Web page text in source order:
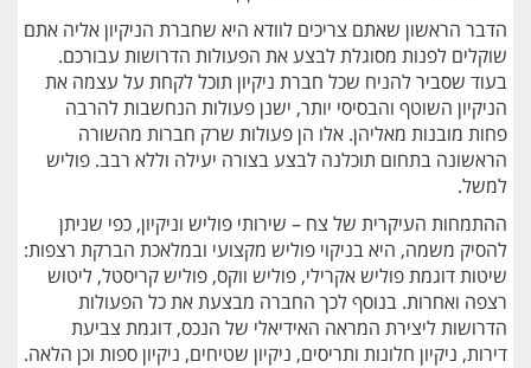
הדבר הראשון שאתם צריכים לוודא היא שחברת הניקיון אליה אתם
שוקלים לפנות מסוגלת לבצע את הפעולות הדרושות עבורכם.
בעוד שסביר להניח שכל חברת ניקיון תוכל לקחת על עצמה את
הניקיון השוטף והבסיסי יותר, ישנן פעולות הנחשבות להרבה
פחות מובנות מאליהן. אלו הן פעולות שרק חברות מהשורה
הראשונה בתחום תוכלנה לבצע בצורה יעילה וללא רבב. פוליש
למשל.
ההתמחות העיקרית של צח – שירותי פוליש וניקיון, כפי שניתן
להסיק משמה, היא בניקוי פוליש מקצועי ובמלאכת הברקת רצפות:
שיטות דוגמת פוליש אקרילי, פוליש ווקס, פוליש קריסטל, ליטוש
רצפה ואחרות. בנוסף לכך החברה מבצעת את כל הפעולות
הדרושות ליצירת המראה האידיאלי של הנכס, דוגמת צביעת
דירות, ניקיון חלונות ותריסים, ניקיון שטיחים, ניקיון ספות וכן הלאה.